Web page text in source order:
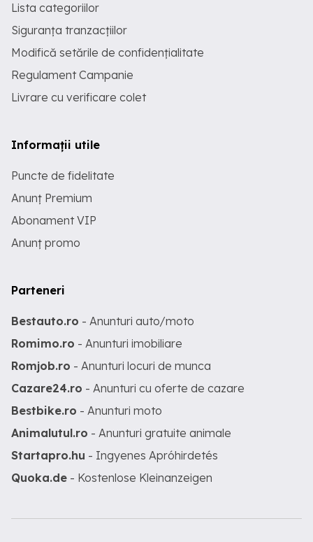
Lista categoriilor
Siguranța tranzacțiilor
Modifică setările de confidențialitate
Regulament Campanie
Livrare cu verificare colet
Informații utile
Puncte de fidelitate
Anunț Premium
Abonament VIP
Anunț promo
Parteneri
Bestauto.ro - Anunturi auto/moto
Romimo.ro - Anunturi imobiliare
Romjob.ro - Anunturi locuri de munca
Cazare24.ro - Anunturi cu oferte de cazare
Bestbike.ro - Anunturi moto
Animalutul.ro - Anunturi gratuite animale
Startapro.hu - Ingyenes Apróhirdetés
Quoka.de - Kostenlose Kleinanzeigen